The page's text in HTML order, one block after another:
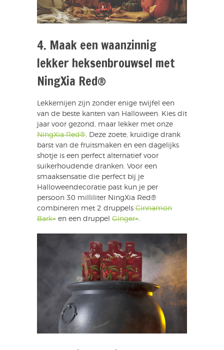
4. Maak een waanzinnig
lekker heksenbrouwsel met
NingXia Red®
Lekkernijen zijn zonder enige twijfel een
van de beste kanten van Halloween. Kies dit
jaar voor gezond, maar lekker met onze
NingXia Red®. Deze zoete, kruidige drank
barst van de fruitsmaken en een dagelijks
shotje is een perfect alternatief voor
suikerhoudende dranken. Voor een
smaaksensatie die perfect bij je
Halloweendecoratie past kun je per
persoon 30 milliliter NingXia Red®
combineren met 2 druppels Cinnamon
Bark+ en een druppel Ginger+.